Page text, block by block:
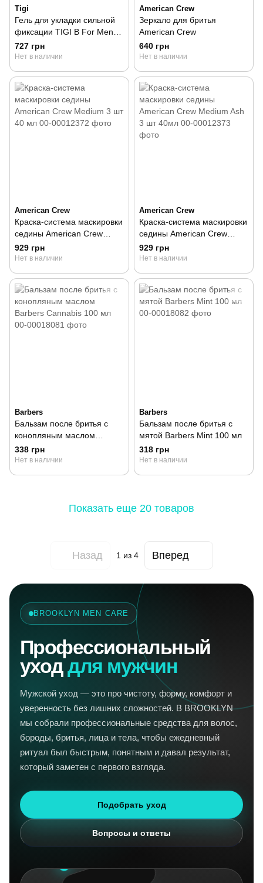
Tigi
Гель для укладки сильной
фиксации TIGI B For Men
Power 200 мл
727 грн
Нет в наличии
American Crew
Зеркало для бритья
American Crew
640 грн
Нет в наличии
American Crew
Краска-система маскировки
седины American Crew
Medium 3 шт 40 мл
929 грн
Нет в наличии
American Crew
Краска-система маскировки
седины American Crew
Medium Ash 3 шт 40мл
929 грн
Нет в наличии
Barbers
Бальзам после бритья с
конопляным маслом
Barbers Cannabis 100 мл
338 грн
Нет в наличии
Barbers
Бальзам после бритья с
мятой Barbers Mint 100 мл
318 грн
Нет в наличии
Показать еще 20 товаров
Назад 1 из 4 Вперед
BROOKLYN MEN CARE
Профессиональный
уходдля мужчин
Мужской уход — это про чистоту, форму, комфорт и
уверенность без лишних сложностей. В BROOKLYN
мы собрали профессиональные средства для волос,
бороды, бритья, лица и тела, чтобы ежедневный
ритуал был быстрым, понятным и давал результат,
который заметен с первого взгляда.
Подобрать уход
Вопросы и ответы